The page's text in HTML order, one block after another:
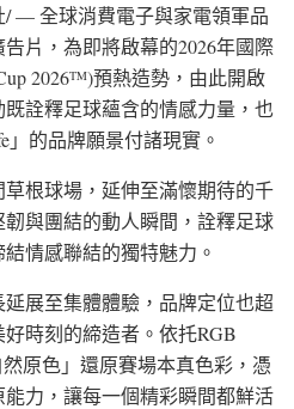
/ — 全球消費電子與家電領軍品
片，為即將啟幕的2026年國際
2026TM)預熱造勢，由此開啟
詮釋足球蘊含的情感力量，也
」的品牌願景付諸現實。
根球場，延伸至滿懷期待的千
與團結的動人瞬間，詮釋足球
情感聯結的獨特魅力。
展至集體體驗，品牌定位也超
時刻的締造者。依托RGB
原色」還原賽場本真色彩，憑
力，讓每一個精彩瞬間都鮮活